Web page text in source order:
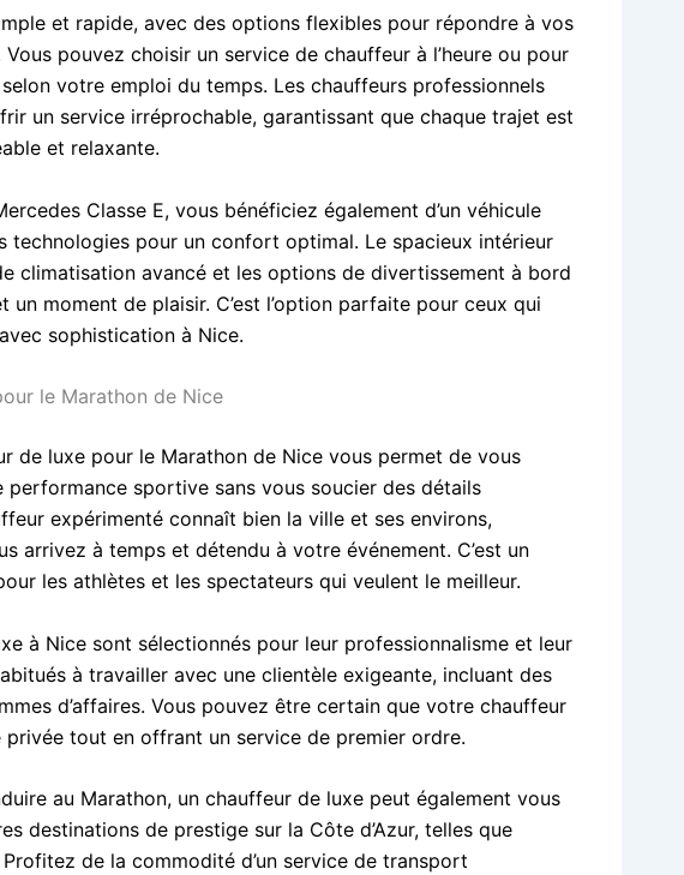
et rapide, avec des options flexibles pour répondre à vos
pouvez choisir un service de chauffeur à l’heure ou pour
votre emploi du temps. Les chauffeurs professionnels
un service irréprochable, garantissant que chaque trajet est
et relaxante.
Classe E, vous bénéficiez également d’un véhicule
technologies pour un confort optimal. Le spacieux intérieur
climatisation avancé et les options de divertissement à bord
un moment de plaisir. C’est l’option parfaite pour ceux qui
sophistication à Nice.
le Marathon de Nice
de luxe pour le Marathon de Nice vous permet de vous
sportive sans vous soucier des détails
expérimenté connaît bien la ville et ses environs,
arrivez à temps et détendu à votre événement. C’est un
les athlètes et les spectateurs qui veulent le meilleur.
à Nice sont sélectionnés pour leur professionnalisme et leur
à travailler avec une clientèle exigeante, incluant des
d’affaires. Vous pouvez être certain que votre chauffeur
tout en offrant un service de premier ordre.
au Marathon, un chauffeur de luxe peut également vous
destinations de prestige sur la Côte d’Azur, telles que
de la commodité d’un service de transport